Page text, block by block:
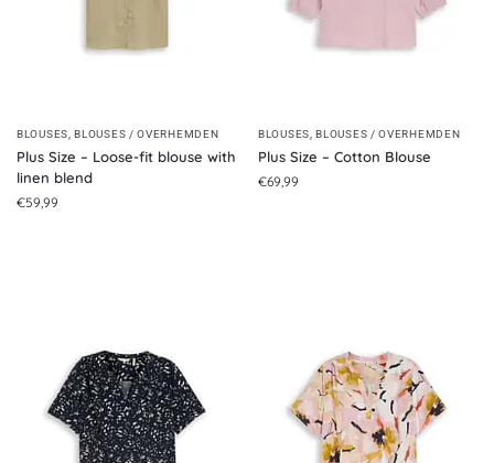
BLOUSES,BLOUSES / OVERHEMDEN
Plus Size – Loose-fit blouse with
linen blend
€59,99
BLOUSES,BLOUSES / OVERHEMDEN
Plus Size – Cotton Blouse
€69,99